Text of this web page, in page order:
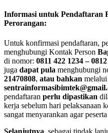
Informasi untuk Pendaftaran
Perorangan:
Untuk konfirmasi pendaftaran,
menghubungi Kontak Person
di nomor: 0811 422 1234 –
juga dapat pula menghubungi
21470808, atau bahkan
pendaftaran perlu dipastikan
kerja sebelum hari pelaksanaan
sangat menyarankan agar
Selanjutnya, sebagai tindak